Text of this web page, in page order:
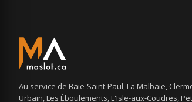
Au service de Baie-Saint-Paul, La Malbaie,
Urbain, Les Éboulements, L'Isle-aux-Coudres,